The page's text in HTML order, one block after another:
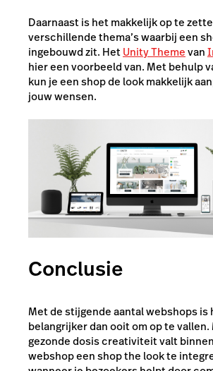
Daarnaast is het makkelijk op te
verschillende thema’s waarbij een
ingebouwd zit. HetUnity Themevan
hier een voorbeeld van. Met behulp
kun je een shop de look makkelijk
jouw wensen.
Conclusie
Met de stijgende aantal webshops is
belangrijker dan ooit om op te vallen.
gezonde dosis creativiteit valt
webshop een shop the look te